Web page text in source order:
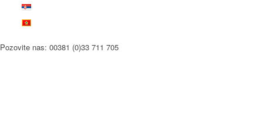
Pozovite nas: 00381 (0)33 711 705